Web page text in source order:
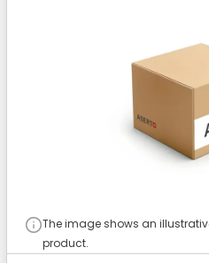
The image shows an
product.